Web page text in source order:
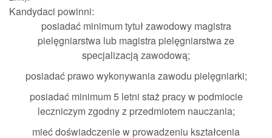
Kandydaci powinni:
posiadać minimum tytuł zawodowy magistra
pielęgniarstwa lub magistra pielęgniarstwa ze
specjalizacją zawodową;
posiadać prawo wykonywania zawodu pielęgniarki;
posiadać minimum 5 letni staż pracy w podmiocie
leczniczym zgodny z przedmiotem nauczania;
mieć doświadczenie w prowadzeniu kształcenia